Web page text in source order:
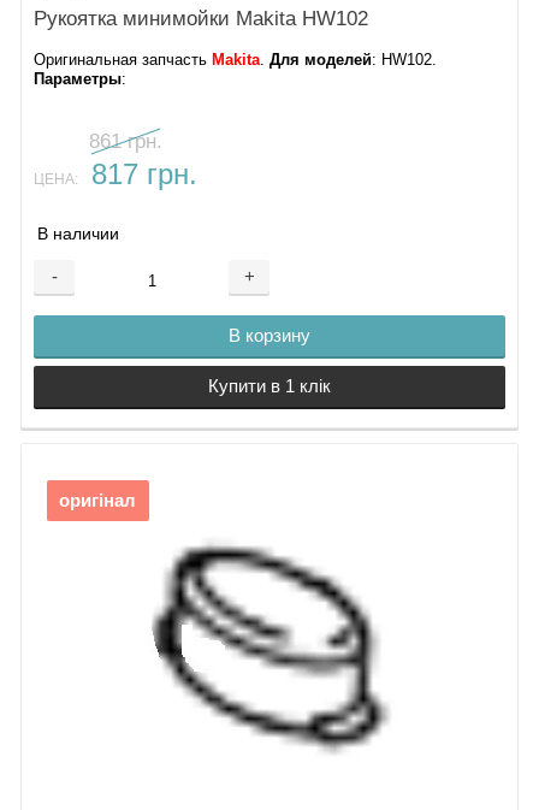
Рукоятка минимойки Makita HW102
Оригинальная запчасть Makita.Для моделей: HW102.
Параметры:
861 грн.
ЦЕНА: 817 грн.
В наличии
- +
В корзину
Купити в 1 клік
оригінал